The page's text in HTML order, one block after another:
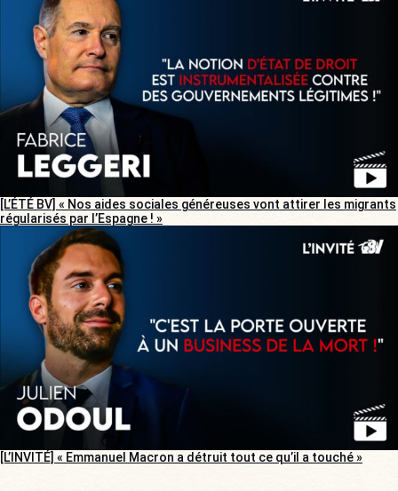
[L’ÉTÉ BV] « Nos aides sociales généreuses vont attirer les migrants
régularisés par l’Espagne ! »
[L’INVITÉ] « Emmanuel Macron a détruit tout ce qu’il a touché »